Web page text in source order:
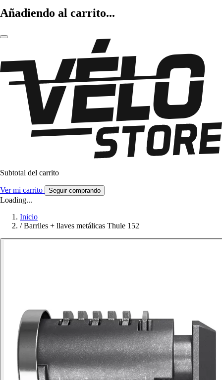
Añadiendo al carrito...
Subtotal del carrito
Ver mi carrito Seguir comprando
Loading...
Inicio
/ Barriles + llaves metálicas Thule 152